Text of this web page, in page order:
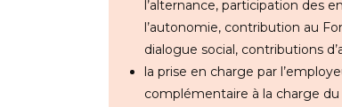
l’alternance, participation des
l’autonomie, contribution au
dialogue social, contributions
la prise en charge par
complémentaire à la charge du